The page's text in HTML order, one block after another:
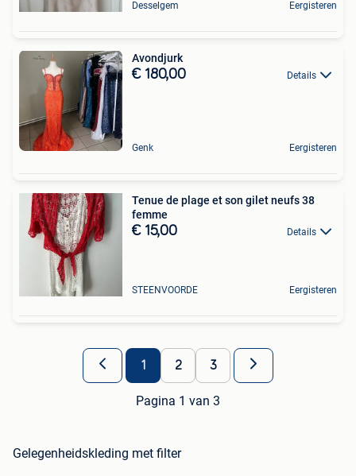
Desselgem Eergisteren
Avondjurk
€ 180,00 Details
Genk Eergisteren
Tenue de plage et son gilet neufs 38
femme
€ 15,00 Details
STEENVOORDE Eergisteren
1 2 3
Pagina 1 van 3
Gelegenheidskleding met filter